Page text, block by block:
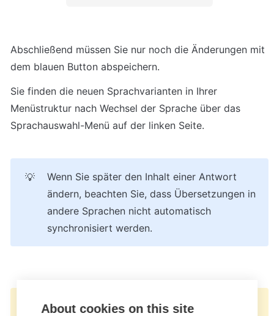
Abschließend müssen Sie nur noch die Änderungen mit
dem blauen Button abspeichern.
Sie finden die neuen Sprachvarianten in Ihrer
Menüstruktur nach Wechsel der Sprache über das
Sprachauswahl-Menü auf der linken Seite.
💡
Wenn Sie später den Inhalt einer Antwort
ändern, beachten Sie, dass Übersetzungen in
andere Sprachen nicht automatisch
synchronisiert werden.
About cookies on this site